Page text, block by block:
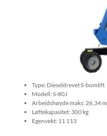
Type: Dieseldrevet S-bomlift
Modell: S-80J
Arbeidshøyde maks: 26,34 m
Løftekapasitet: 300 kg
Egenvekt: 11 113